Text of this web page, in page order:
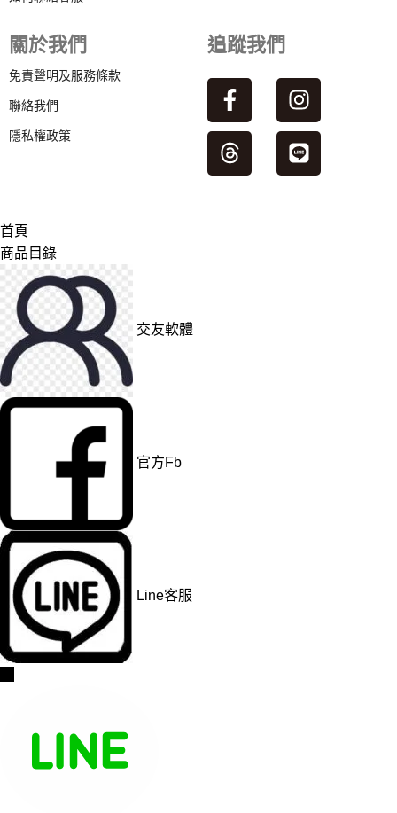
關於我們
免責聲明及服務條款
聯絡我們
隱私權政策
追蹤我們
首頁
商品目錄
交友軟體
官方Fb
Line客服